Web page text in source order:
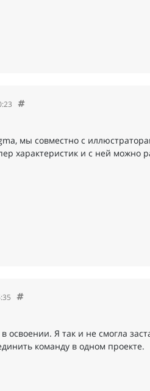
мы совместно с
характеристик и с ней можно
Я так и не смогла
команду в одном проекте.